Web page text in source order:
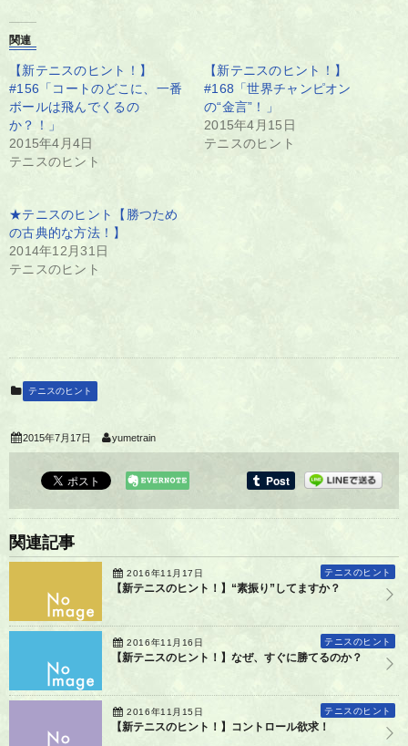
関連
【新テニスのヒント！】
#156「コートのどこに、一番
ボールは飛んでくるの
か？！」
2015年4月4日
テニスのヒント
【新テニスのヒント！】
#168「世界チャンピオン
の“金言”！」
2015年4月15日
テニスのヒント
★テニスのヒント【勝つため
の古典的な方法！】
2014年12月31日
テニスのヒント
テニスのヒント
2015年7月17日 yumetrain
関連記事
2016年11月17日 テニスのヒント
【新テニスのヒント！】“素振り”してますか？
2016年11月16日 テニスのヒント
【新テニスのヒント！】なぜ、すぐに勝てるのか？
2016年11月15日 テニスのヒント
【新テニスのヒント！】コントロール欲求！